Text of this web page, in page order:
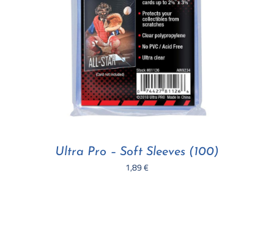
Ultra Pro – Soft Sleeves (100)
1,89€